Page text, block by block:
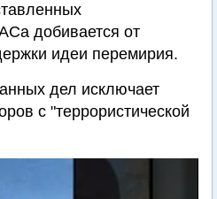
добивается от
идеи перемирия.
дел исключает
с "террористической